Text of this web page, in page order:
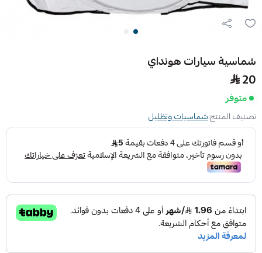
شماسية سيارات هونداي
20
متوفر
تصنيف المنتج:شماسيات وتظليل